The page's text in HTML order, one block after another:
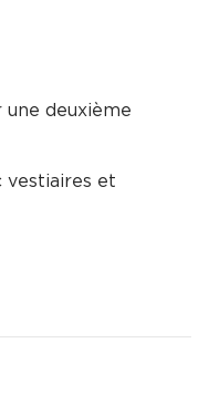
une deuxième
vestiaires et